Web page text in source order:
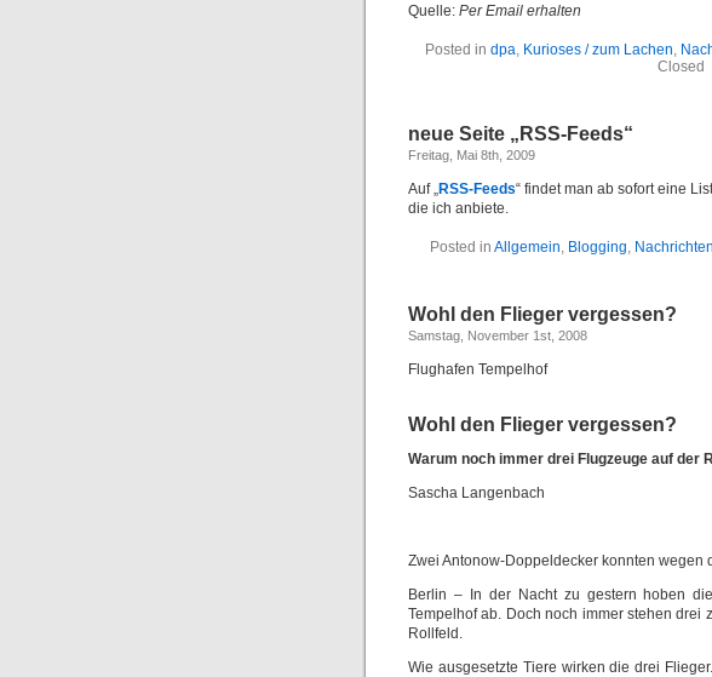
Quelle: Per Email erhalten
Posted in dpa, Kurioses / zum Lachen,
Closed
neue Seite „RSS-Feeds“
Freitag, Mai 8th, 2009
Auf „RSS-Feeds“ findet man ab sofort eine
die ich anbiete.
Posted in Allgemein, Blogging, Nachrichten
Wohl den Flieger vergessen?
Samstag, November 1st, 2008
Flughafen Tempelhof
Wohl den Flieger vergessen?
Warum noch immer drei Flugzeuge auf der
Sascha Langenbach
Zwei Antonow-Doppeldecker konnten wegen
Berlin – In der Nacht zu gestern hoben
Tempelhof ab. Doch noch immer stehen drei
Rollfeld.
Wie ausgesetzte Tiere wirken die drei